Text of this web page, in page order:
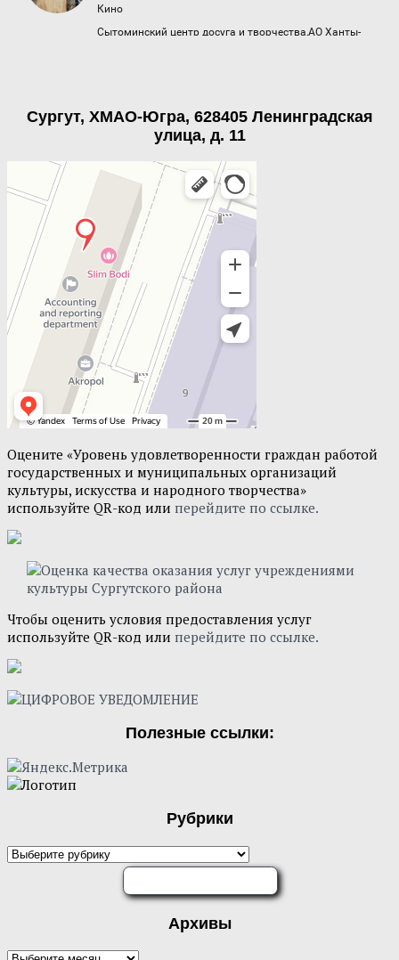
Сургут, ХМАО-Югра, 628405 Ленинградская
улица, д. 11
Оцените «Уровень удовлетворенности граждан работой
государственных и муниципальных организаций
культуры, искусства и народного творчества»
используйте QR-код или перейдите по ссылке.
Чтобы оценить условия предоставления услуг
используйте QR-код или перейдите по ссылке.
Полезные ссылки:
Рубрики
Архивы